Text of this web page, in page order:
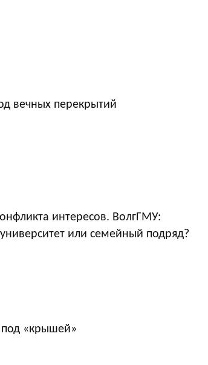
вечных перекрытий
интересов. ВолгГМУ:
или семейный подряд?
«крышей»